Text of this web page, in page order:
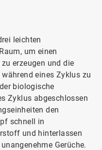
leichten
um einen
erzeugen und die
eines Zyklus zu
biologische
Zyklus abgeschlossen
den
schnell in
und hinterlassen
Gerüche.